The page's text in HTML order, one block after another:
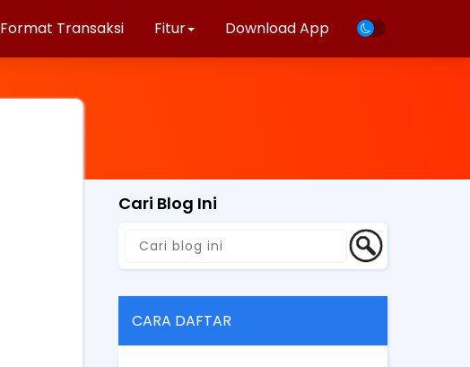
Format Transaksi Fitur Download App
Cari Blog Ini
CARA DAFTAR